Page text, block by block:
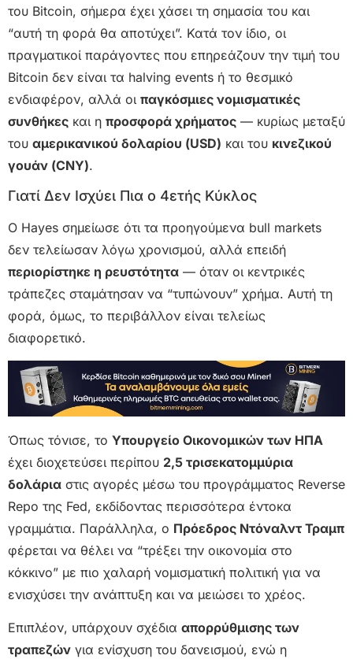
του Bitcoin, σήμερα έχει χάσει τη σημασία του και
“αυτή τη φορά θα αποτύχει”. Κατά τον ίδιο, οι
πραγματικοί παράγοντες που επηρεάζουν την τιμή του
Bitcoin δεν είναι τα halving events ή το θεσμικό
ενδιαφέρον, αλλά οι παγκόσμιες νομισματικές
συνθήκες και η προσφορά χρήματος — κυρίως μεταξύ
του αμερικανικού δολαρίου (USD) και του κινεζικού
γουάν (CNY).
Γιατί Δεν Ισχύει Πια ο 4ετής Κύκλος
Ο Hayes σημείωσε ότι τα προηγούμενα bull markets
δεν τελείωσαν λόγω χρονισμού, αλλά επειδή
περιορίστηκε η ρευστότητα — όταν οι κεντρικές
τράπεζες σταμάτησαν να “τυπώνουν” χρήμα. Αυτή τη
φορά, όμως, το περιβάλλον είναι τελείως
διαφορετικό.
Όπως τόνισε, το Υπουργείο Οικονομικών των ΗΠΑ
έχει διοχετεύσει περίπου 2,5 τρισεκατομμύρια
δολάρια στις αγορές μέσω του προγράμματος Reverse
Repo της Fed, εκδίδοντας περισσότερα έντοκα
γραμμάτια. Παράλληλα, ο Πρόεδρος Ντόναλντ Τραμπ
φέρεται να θέλει να “τρέξει την οικονομία στο
κόκκινο” με πιο χαλαρή νομισματική πολιτική για να
ενισχύσει την ανάπτυξη και να μειώσει το χρέος.
Επιπλέον, υπάρχουν σχέδια απορρύθμισης των
τραπεζών για ενίσχυση του δανεισμού, ενώ η